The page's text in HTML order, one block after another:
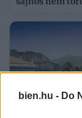
bien.hu - Do